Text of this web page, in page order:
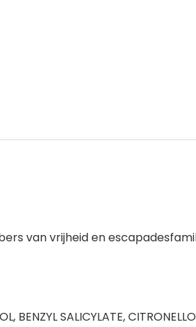
van vrijheid en
SALICYLATE,